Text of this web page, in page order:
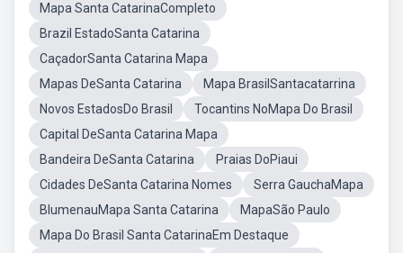
Mapa Santa CatarinaCompleto
Brazil EstadoSanta Catarina
CaçadorSanta Catarina Mapa
Mapas DeSanta Catarina
Mapa BrasilSantacatarrina
Novos EstadosDo Brasil
Tocantins NoMapa Do Brasil
Capital DeSanta Catarina Mapa
Bandeira DeSanta Catarina
Praias DoPiaui
Cidades DeSanta Catarina Nomes
Serra GauchaMapa
BlumenauMapa Santa Catarina
MapaSão Paulo
Mapa Do Brasil Santa CatarinaEm Destaque